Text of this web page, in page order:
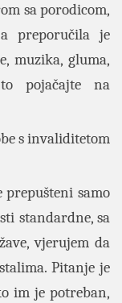
sa porodicom,
preporučila je
muzika, gluma,
pojačajte na
s invaliditetom
prepušteni samo
standardne, sa
vjerujem da
Pitanje je
im je potreban,